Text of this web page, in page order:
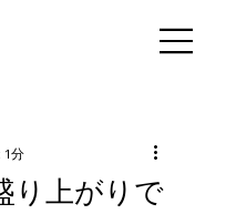
り上がりで
1分